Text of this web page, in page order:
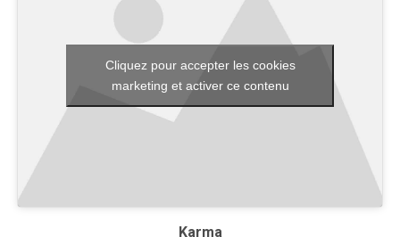
Cliquez pour accepter les cookies
marketing et activer ce contenu
Karma